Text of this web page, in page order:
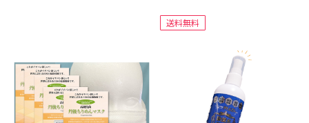
煮沸消毒済【送料無料】
送料無料